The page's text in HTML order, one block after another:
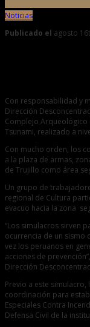
Noticias
Publicado el agosto
Con responsabilidad y
Dirección
Complejo Arqueológico
Tsunami, realizado a
Con mucho orden, los
a la plaza de armas,
de Trujillo como área
Un grupo de
regional de Cultura
evacuo hacia la zona
“Los simulacros sirven
ocurrencia de un sismo
vez los peruanos en
acciones de
Dirección
Previo a este
coordinación para
Especiales Contra
Defensa Civil de la